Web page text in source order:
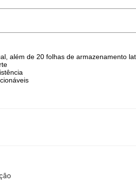
além de 20 folhas de armazenamento